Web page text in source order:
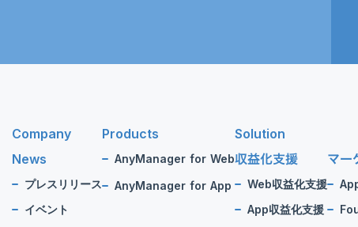
Company
News
プレスリリース
イベント
Products
AnyManager for Web
AnyManager for App
Solution
収益化支援
Web収益化支援
App収益化支援
マー